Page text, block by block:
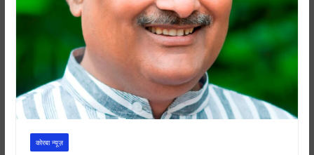
कोरबा न्यूज़